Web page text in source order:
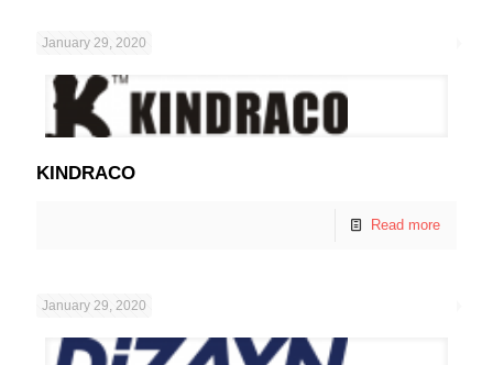
January 29, 2020
KINDRACO
Read more
January 29, 2020